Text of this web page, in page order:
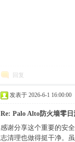
回复
发表于 2026-6-1 16:00:00
Re: Palo Alto防火墙零
感谢分享这个重要的安
志清理也做得挺干净。